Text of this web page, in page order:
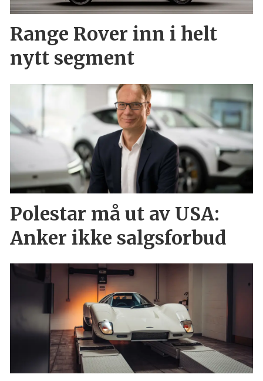
Range Rover inn i helt
nytt segment
Polestar må ut av USA:
Anker ikke salgsforbud